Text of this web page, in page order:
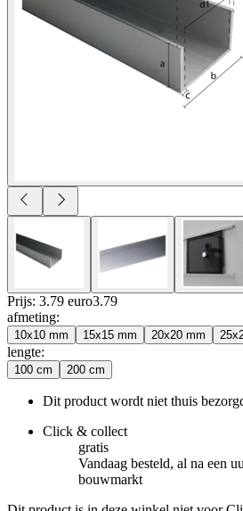
Prijs: 3.79 euro3.79
afmeting:
10x10 mm 15x15 mm 20x20 mm
lengte:
100 cm 200 cm
Dit product wordt niet thuis
Click & collect
gratis
Vandaag besteld, al na een
bouwmarkt